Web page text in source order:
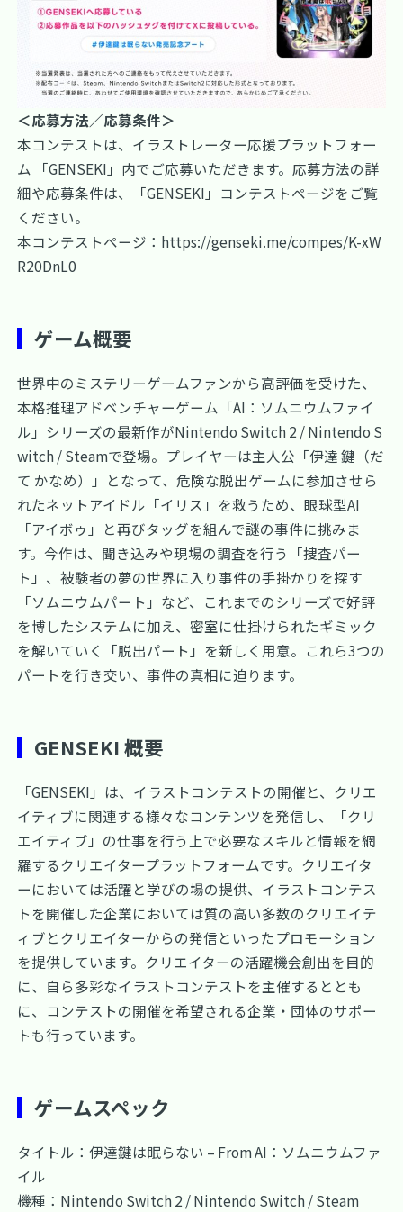
＜応募方法／応募条件＞
本コンテストは、イラストレーター応援プラットフォー
ム 「GENSEKI」内でご応募いただきます。応募方法の詳
細や応募条件は、「GENSEKI」コンテストページをご覧
ください。
本コンテストページ： https://genseki.me/compes/K-xW
R20DnL0
ゲーム概要
世界中のミステリーゲームファンから高評価を受けた、
本格推理アドベンチャーゲーム「AI：ソムニウムファイ
ル」シリーズの最新作がNintendo Switch 2 / Nintendo S
witch / Steamで登場。プレイヤーは主人公「伊達 鍵（だ
て かなめ）」となって、危険な脱出ゲームに参加させら
れたネットアイドル「イリス」を救うため、眼球型AI
「アイボゥ」と再びタッグを組んで謎の事件に挑みま
す。今作は、聞き込みや現場の調査を行う「捜査パー
ト」、被験者の夢の世界に入り事件の手掛かりを探す
「ソムニウムパート」など、これまでのシリーズで好評
を博したシステムに加え、密室に仕掛けられたギミック
を解いていく「脱出パート」を新しく用意。これら3つの
パートを行き交い、事件の真相に迫ります。
GENSEKI 概要
「GENSEKI」は、イラストコンテストの開催と、クリエ
イティブに関連する様々なコンテンツを発信し、「クリ
エイティブ」の仕事を行う上で必要なスキルと情報を網
羅するクリエイタープラットフォームです。クリエイタ
ーにおいては活躍と学びの場の提供、イラストコンテス
トを開催した企業においては質の高い多数のクリエイテ
ィブとクリエイターからの発信といったプロモーション
を提供しています。クリエイターの活躍機会創出を目的
に、自ら多彩なイラストコンテストを主催するととも
に、コンテストの開催を希望される企業・団体のサポー
トも行っています。
ゲームスペック
タイトル：伊達鍵は眠らない – From AI：ソムニウムファ
イル
機種：Nintendo Switch 2 / Nintendo Switch / Steam